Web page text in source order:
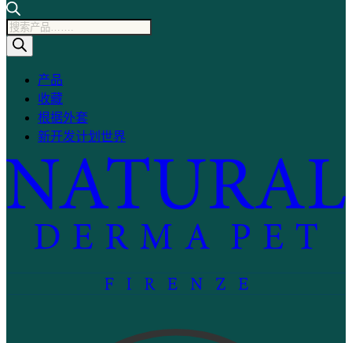
产
品
产品
收藏
根据外套
新开发计划世界